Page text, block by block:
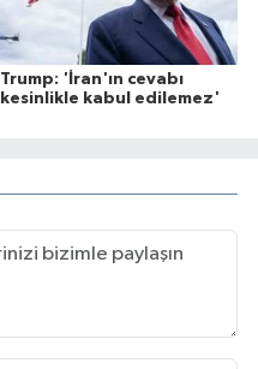
Trump: 'İran'ın cevabı
kesinlikle kabul edilemez'